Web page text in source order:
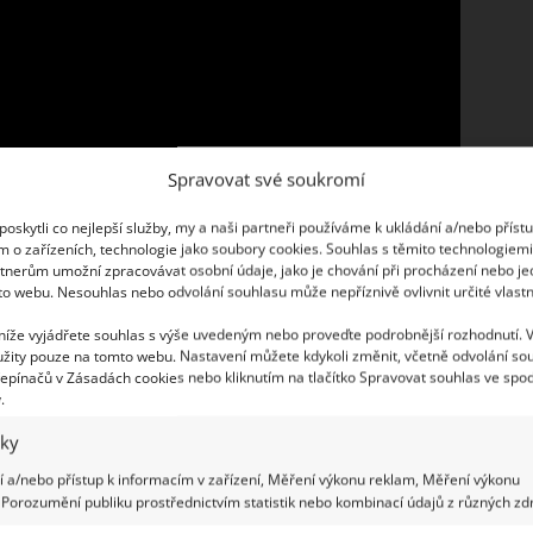
Spravovat své soukromí
co nejlepší služby, my a naši partneři používáme k ukládání a/nebo
o zařízeních, technologie jako soubory cookies. Souhlas s těmito
umožní zpracovávat osobní údaje, jako je chování při procházení nebo
webu. Nesouhlas nebo odvolání souhlasu může nepříznivě ovlivnit určité
vyjádřete souhlas s výše uvedeným nebo proveďte podrobnější rozhodnutí.
pouze na tomto webu. Nastavení můžete kdykoli změnit, včetně odvolání
v Zásadách cookies nebo kliknutím na tlačítko Spravovat souhlas ve
a/nebo přístup k informacím v zařízení, Měření výkonu reklam, Měření výkonu
publiku prostřednictvím statistik nebo kombinací údajů z různých
úzkostí, neklidem, depresí, nepravidelným
chronickým stresem. Dotyková terapie byla
účinkem na biochemii těla, včetně snížených